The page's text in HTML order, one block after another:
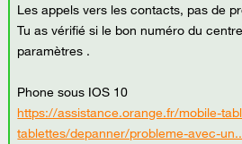
Les appels vers les contacts, pas de
Tu as vérifié si le bon numéro du
paramètres .
Phone sous IOS 10
https://assistance.orange.fr/mobile-
tablettes/depanner/probleme-avec-